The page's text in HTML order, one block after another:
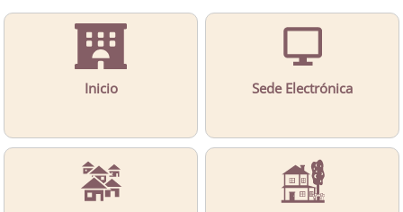
Inicio Sede Electrónica